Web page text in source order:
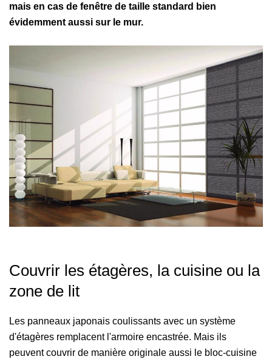
mais en cas de fenêtre de taille standard bien
évidemment aussi sur le mur.
Couvrir les étagères, la cuisine ou la
zone de lit
Les panneaux japonais coulissants avec un système
d'étagères remplacent l'armoire encastrée. Mais ils
peuvent couvrir de manière originale aussi le bloc-cuisine